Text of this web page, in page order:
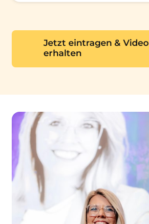
Jetzt eintragen & Video
erhalten